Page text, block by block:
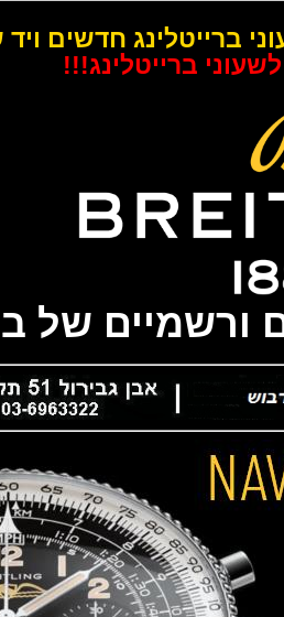
ברייטלינג חדשים
ברייטלינג!!!
ורשמיים של